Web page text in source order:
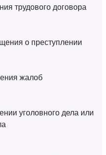
трудового договора
о преступлении
жалоб
уголовного дела или